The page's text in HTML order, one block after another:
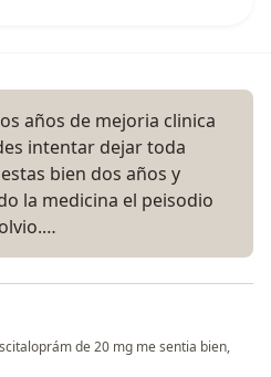
años de mejoria clinica
intentar dejar toda
bien dos años y
la medicina el peisodio
de 20 mg me sentia bien,